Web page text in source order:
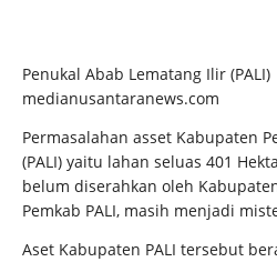
Penukal Abab Lematang Ilir (PALI)
medianusantaranews.com
Permasalahan asset Kabupaten
(PALI) yaitu lahan seluas 401
belum diserahkan oleh
Pemkab PALI, masih menjadi
Aset Kabupaten PALI tersebut